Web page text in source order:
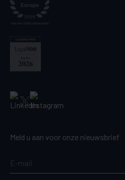
Meld u aan voor onze nieuwsbrief